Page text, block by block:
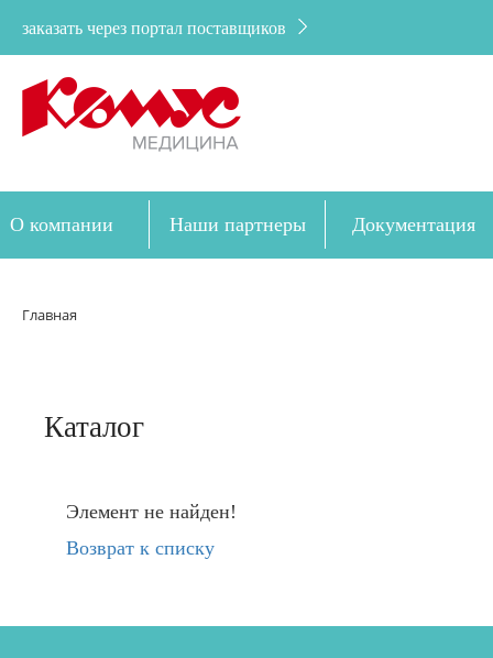
заказать через портал поставщиков
О компании Наши партнеры Документация
Главная
Каталог
Элемент не найден!
Возврат к списку